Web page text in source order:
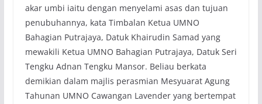
akar umbi iaitu dengan menyelami asas dan tujuan
penubuhannya, kata Timbalan Ketua UMNO
Bahagian Putrajaya, Datuk Khairudin Samad yang
mewakili Ketua UMNO Bahagian Putrajaya, Datuk Seri
Tengku Adnan Tengku Mansor. Beliau berkata
demikian dalam majlis perasmian Mesyuarat Agung
Tahunan UMNO Cawangan Lavender yang bertempat